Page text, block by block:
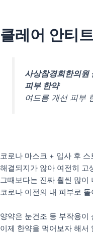
츠
로
인사말
의료인 소개
안티트러블
펄화이트
리얼후기
사진후기
자필후기
클레어 안티
사상참경희한의원
피부 한약
여드름 개선 피부
코로나 마스크 + 입사 후
해결되지가 않아 여전히 고
그때보다는 진짜 훨씬 많이
코로나 이전의 내 피부로
양약은 눈건조 등 부작용이
이제 한약을 먹어보자 해서